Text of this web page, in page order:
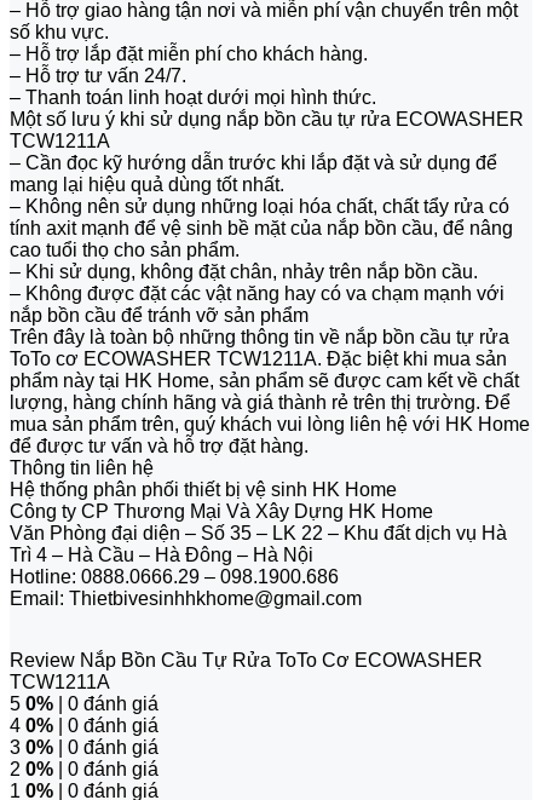
– Hỗ trợ giao hàng tận nơi và miễn phí vận chuyển trên một
số khu vực.
– Hỗ trợ lắp đặt miễn phí cho khách hàng.
– Hỗ trợ tư vấn 24/7.
– Thanh toán linh hoạt dưới mọi hình thức.
Một số lưu ý khi sử dụng nắp bồn cầu tự rửa ECOWASHER
TCW1211A
– Cần đọc kỹ hướng dẫn trước khi lắp đặt và sử dụng để
mang lại hiệu quả dùng tốt nhất.
– Không nên sử dụng những loại hóa chất, chất tẩy rửa có
tính axit mạnh để vệ sinh bề mặt của nắp bồn cầu, để nâng
cao tuổi thọ cho sản phẩm.
– Khi sử dụng, không đặt chân, nhảy trên nắp bồn cầu.
– Không được đặt các vật năng hay có va chạm mạnh với
nắp bồn cầu để tránh vỡ sản phẩm
Trên đây là toàn bộ những thông tin về nắp bồn cầu tự rửa
ToTo cơ ECOWASHER TCW1211A. Đặc biệt khi mua sản
phẩm này tại HK Home, sản phẩm sẽ được cam kết về chất
lượng, hàng chính hãng và giá thành rẻ trên thị trường. Để
mua sản phẩm trên, quý khách vui lòng liên hệ với HK Home
để được tư vấn và hỗ trợ đặt hàng.
Thông tin liên hệ
Hệ thống phân phối thiết bị vệ sinh HK Home
Công ty CP Thương Mại Và Xây Dựng HK Home
Văn Phòng đại diện – Số 35 – LK 22 – Khu đất dịch vụ Hà
Trì 4 – Hà Cầu – Hà Đông – Hà Nội
Hotline: 0888.0666.29 – 098.1900.686
Email: Thietbivesinhhkhome@gmail.com
Review Nắp Bồn Cầu Tự Rửa ToTo Cơ ECOWASHER
TCW1211A
5 0% | 0 đánh giá
4 0% | 0 đánh giá
3 0% | 0 đánh giá
2 0% | 0 đánh giá
1 0% | 0 đánh giá